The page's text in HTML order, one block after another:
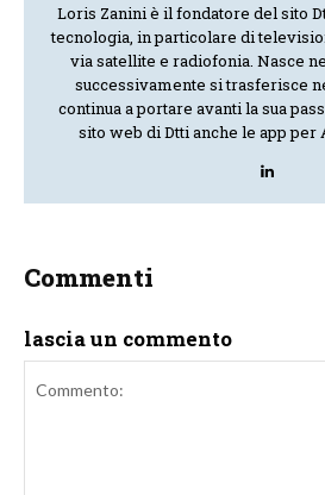
Loris Zanini è il fondatore del sito
tecnologia, in particolare di
via satellite e radiofonia. Nasce
successivamente si trasferisce
continua a portare avanti la sua
sito web di Dtti anche le app per
Commenti
lascia un commento